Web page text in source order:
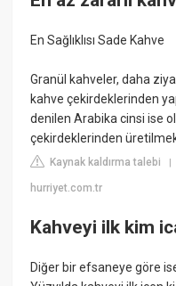
En Sağlıklısı Sade Kahve
Granül kahveler, daha
kahve çekirdeklerinden
denilen Arabika cinsi ise
çekirdeklerinden
Kaynak kaldırma talebi
hurriyet.com.tr
Kahveyi ilk kim
Diğer bir efsaneye göre